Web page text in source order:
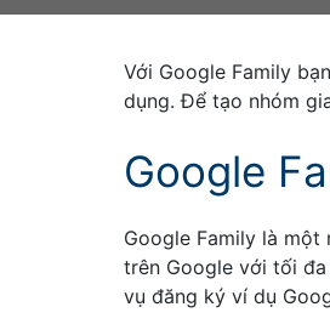
Với Google Family
dụng. Để tạo nhóm
Google
Google Family là
trên Google với tối
vụ đăng ký ví dụ